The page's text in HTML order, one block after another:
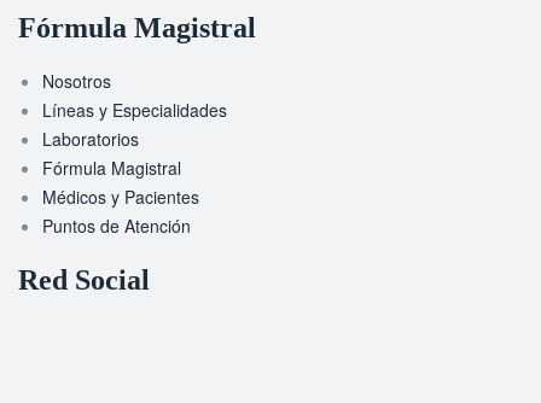
Fórmula Magistral
Nosotros
Líneas y Especialidades
Laboratorios
Fórmula Magistral
Médicos y Pacientes
Puntos de Atención
Red Social